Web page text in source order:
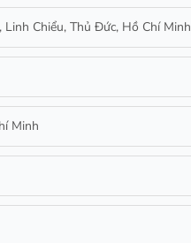
Chiểu, Thủ Đức, Hồ Chí Minh
Minh